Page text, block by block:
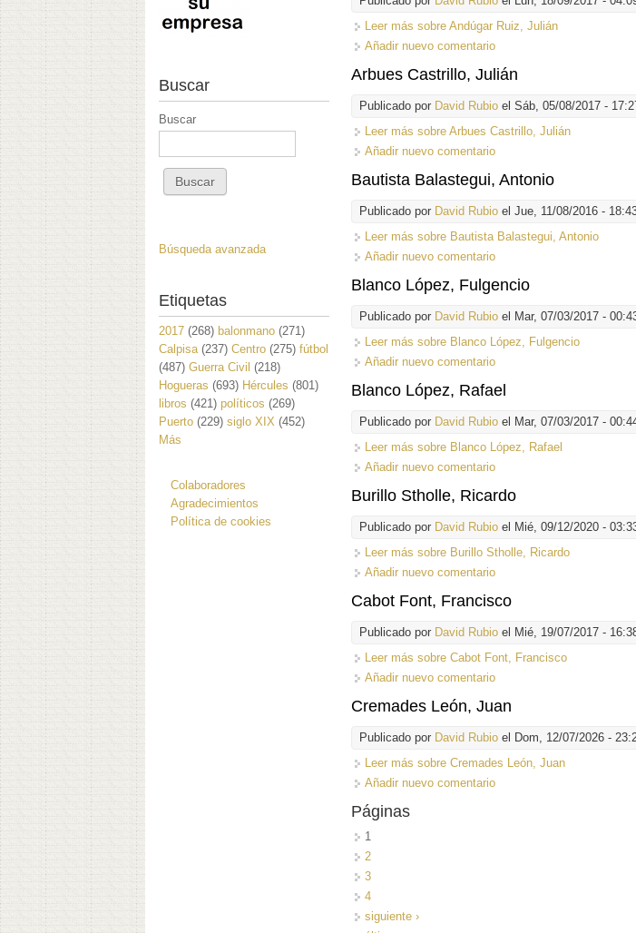
Leer más sobre Andúgar Ruiz, Julián
Añadir nuevo comentario
Arbues Castrillo, Julián
Publicado por David Rubio el Sáb, 05/08/2017 -
Leer más sobre Arbues Castrillo, Julián
Añadir nuevo comentario
Bautista Balastegui, Antonio
Publicado por David Rubio el Jue, 11/08/2016 -
Leer más sobre Bautista Balastegui, Antonio
Añadir nuevo comentario
Blanco López, Fulgencio
Publicado por David Rubio el Mar, 07/03/2017 -
Leer más sobre Blanco López, Fulgencio
Añadir nuevo comentario
Blanco López, Rafael
Publicado por David Rubio el Mar, 07/03/2017 -
Leer más sobre Blanco López, Rafael
Añadir nuevo comentario
Burillo Stholle, Ricardo
Publicado por David Rubio el Mié, 09/12/2020 -
Leer más sobre Burillo Stholle, Ricardo
Añadir nuevo comentario
Cabot Font, Francisco
Publicado por David Rubio el Mié, 19/07/2017 -
Leer más sobre Cabot Font, Francisco
Añadir nuevo comentario
Cremades León, Juan
Publicado por David Rubio el Dom, 12/07/2026 -
Leer más sobre Cremades León, Juan
Añadir nuevo comentario
Páginas
1
2
3
4
siguiente ›
Buscar
Buscar
Búsqueda avanzada
Etiquetas
2017 (268) balonmano (271)
Calpisa (237) Centro (275) fútbol
(487) Guerra Civil (218)
Hogueras (693) Hércules (801)
libros (421) políticos (269)
Puerto (229) siglo XIX (452)
Más
Colaboradores
Agradecimientos
Política de cookies